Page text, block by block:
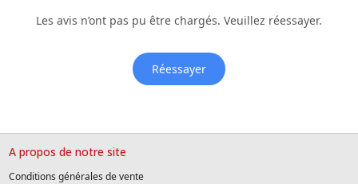
Les avis n’ont pas pu être chargés. Veuillez réessayer.
Réessayer
A propos de notre site
Conditions générales de vente